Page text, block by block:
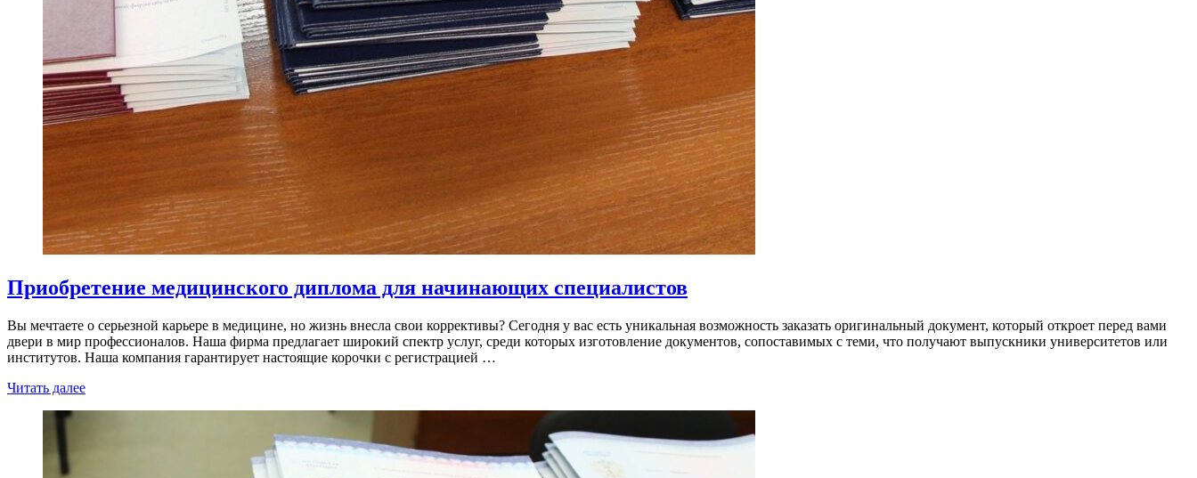
Приобретение медицинского диплома для начинающих специалистов
Вы мечтаете о серьезной карьере в медицине, но жизнь внесла свои коррективы? Сегодня у вас есть уникальная возможность заказать оригинальный документ, который откроет перед вами
двери в мир профессионалов. Наша фирма предлагает широкий спектр услуг, среди которых изготовление документов, сопоставимых с теми, что получают выпускники университетов или
институтов. Наша компания гарантирует настоящие корочки с регистрацией …
Читать далее